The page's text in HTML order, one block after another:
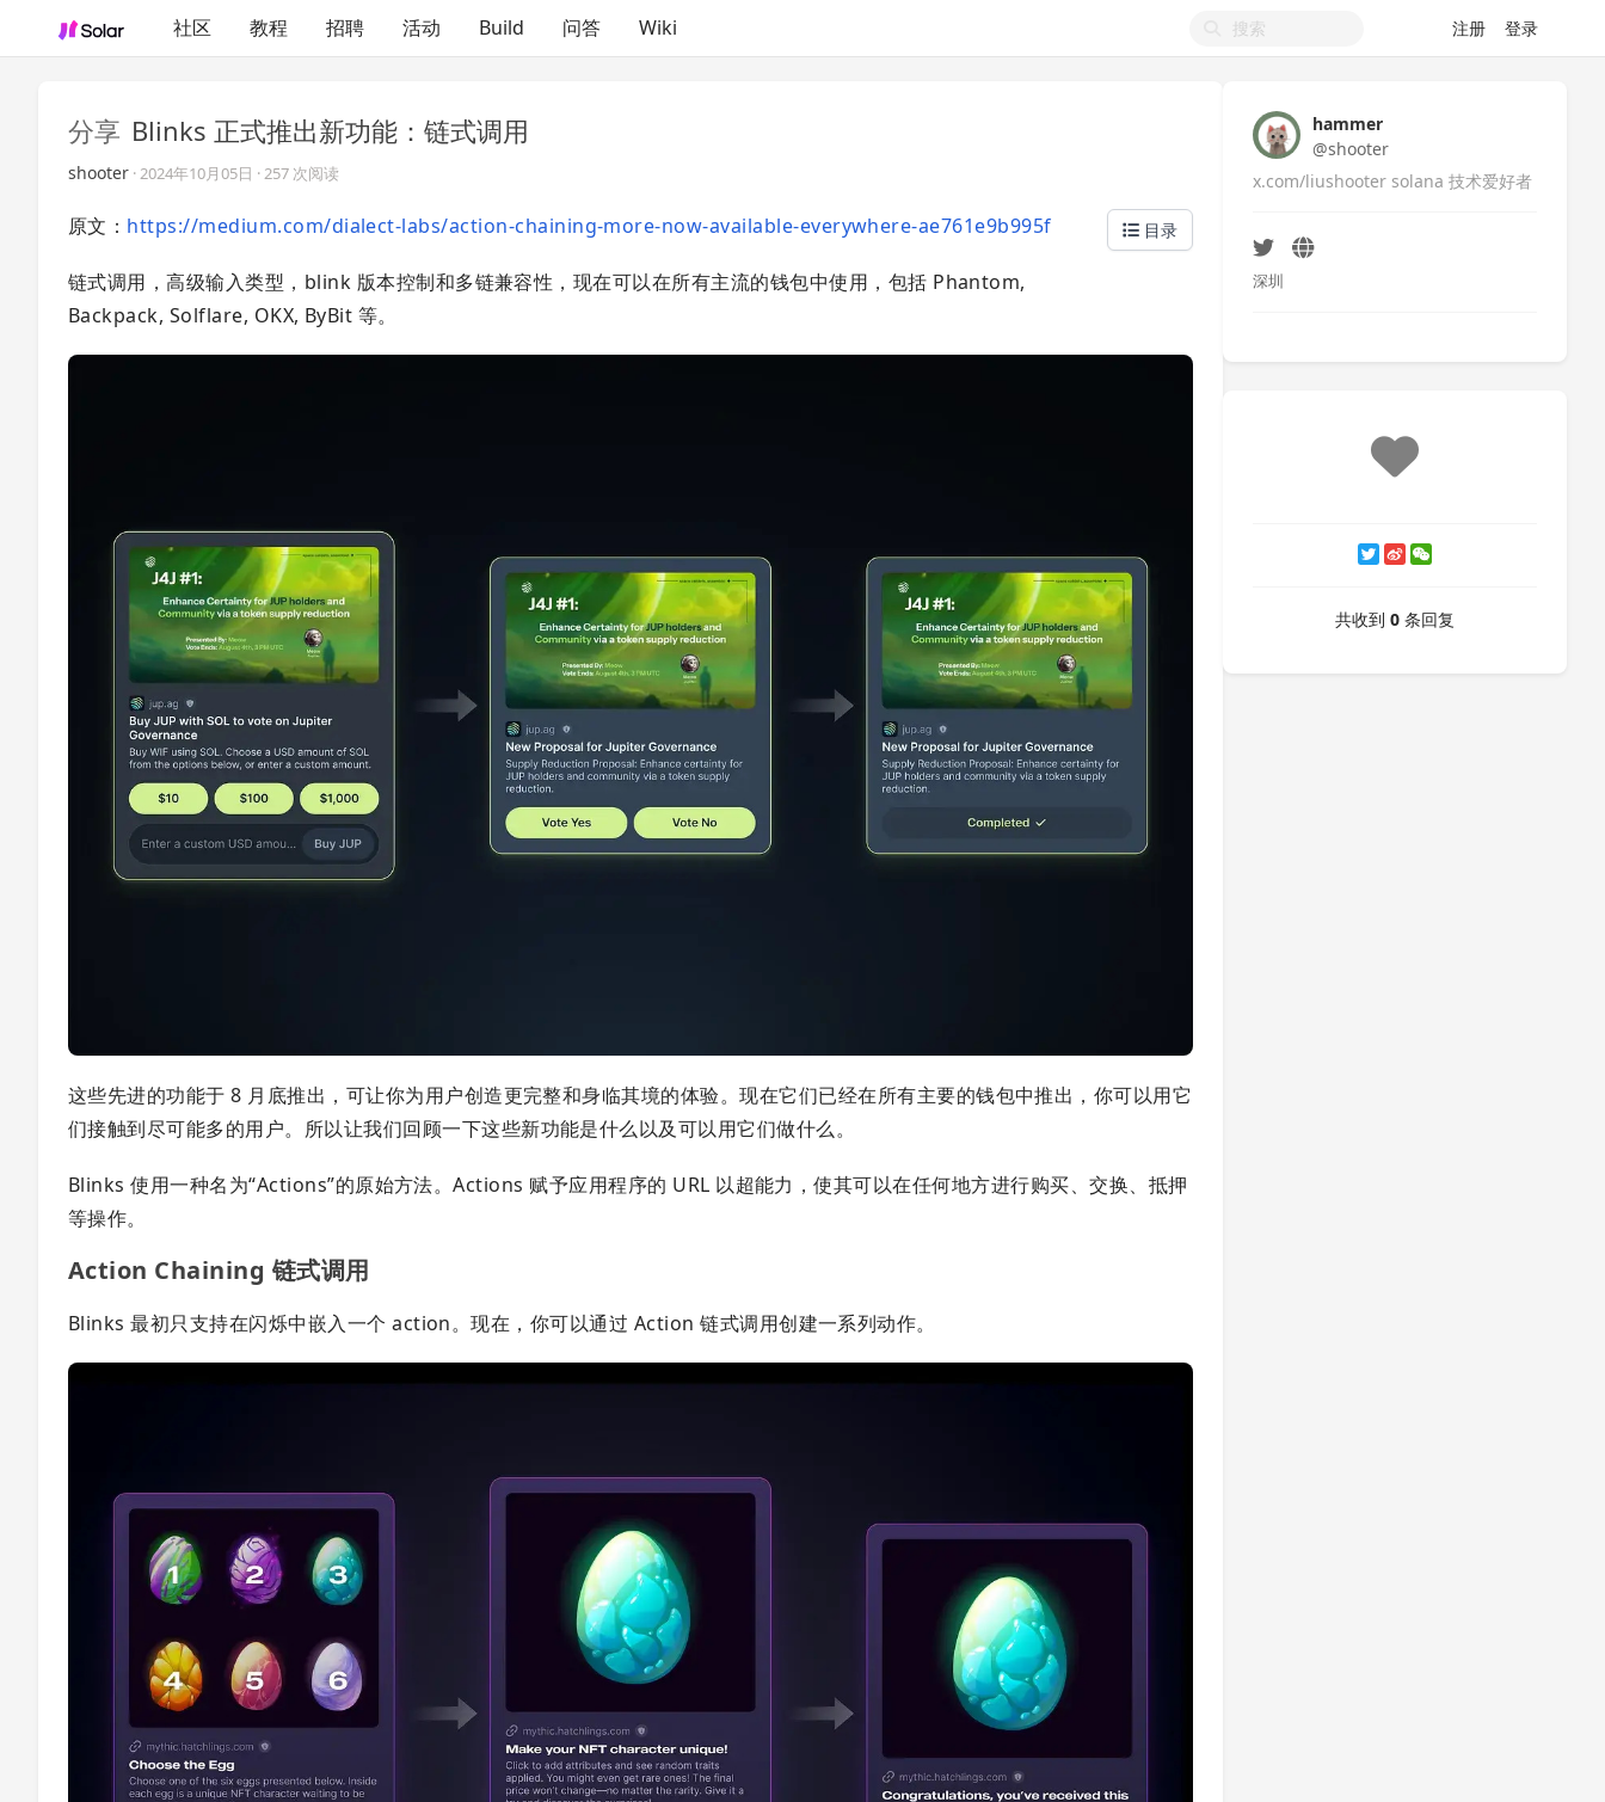
社区 教程 招聘 活动 Build 问答 Wiki 注册 登录
分享 Blinks 正式推出新功能：链式调用
shooter ·2024年10月05日 · 257 次阅读
目录
原文： https://medium.com/dialect-labs/action-chaining-more-now-available-everywhere-ae761e9b995f
链式调用，高级输入类型，blink 版本控制和多链兼容性，现在可以在所有主流的钱包中使用，包括 Phantom,
Backpack, Solflare, OKX, ByBit 等。
这些先进的功能于 8 月底推出，可让你为用户创造更完整和身临其境的体验。现在它们已经在所有主要的钱包中推出，你可以用它
们接触到尽可能多的用户。所以让我们回顾一下这些新功能是什么以及可以用它们做什么。
Blinks 使用一种名为“Actions”的原始方法。Actions 赋予应用程序的 URL 以超能力，使其可以在任何地方进行购买、交换、抵押
等操作。
Action Chaining 链式调用
Blinks 最初只支持在闪烁中嵌入一个 action。现在，你可以通过 Action 链式调用创建一系列动作。
hammer
@shooter
x.com/liushooter solana 技术爱好者
深圳
共收到 0 条回复